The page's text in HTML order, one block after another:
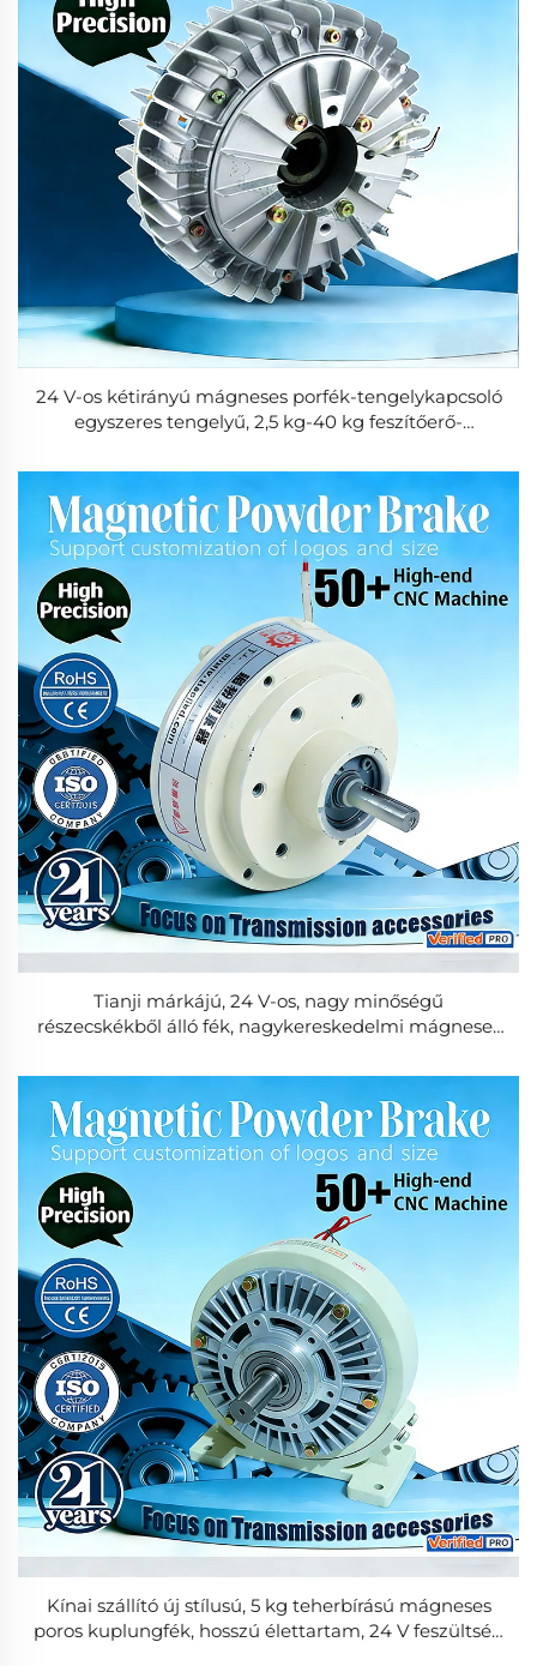
24 V-os kétirányú mágneses porfék-tengelykapcsoló
egyszeres tengelyű, 2,5 kg-40 kg feszítőerő-
Tianji márkájú, 24 V-os, nagy minőségű
részecskékből álló fék, nagykereskedelmi mágneses
megoldás zacskókészítő gépek alkatrészeihez
Kínai szállító új stílusú, 5 kg teherbírású mágneses
poros kuplungfék, hosszú élettartam, 24 V feszültség